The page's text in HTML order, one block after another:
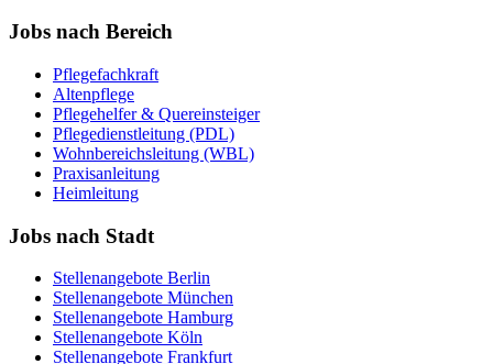
Jobs nach Bereich
Pflegefachkraft
Altenpflege
Pflegehelfer & Quereinsteiger
Pflegedienstleitung (PDL)
Wohnbereichsleitung (WBL)
Praxisanleitung
Heimleitung
Jobs nach Stadt
Stellenangebote Berlin
Stellenangebote München
Stellenangebote Hamburg
Stellenangebote Köln
Stellenangebote Frankfurt